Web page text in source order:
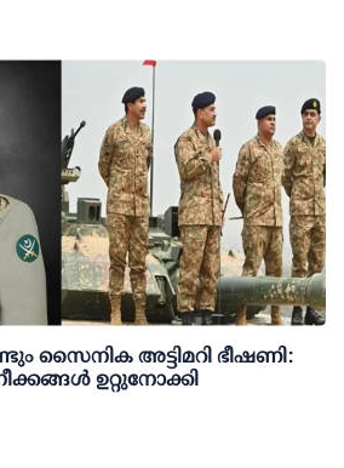
സൈനിക അട്ടിമറി ഭീഷണി:
ഉറ്റുനോക്കി